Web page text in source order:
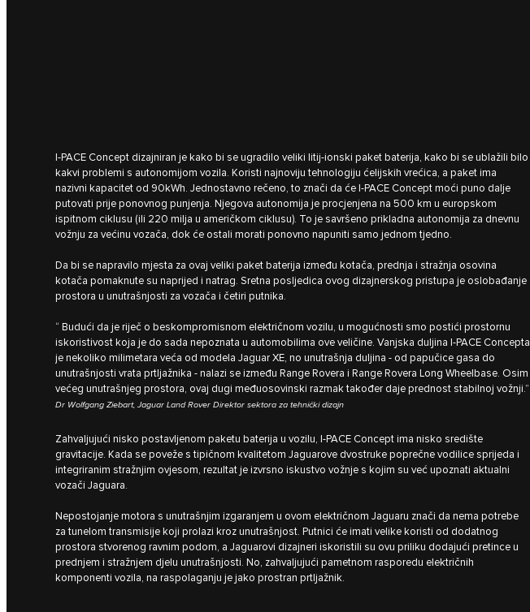
I‑PACE Concept dizajniran je kako bi se ugradilo veliki litij-ionski paket baterija, kako bi se ublažili bilo
kakvi problemi s autonomijom vozila. Koristi najnoviju tehnologiju ćelijskih vrećica, a paket ima
nazivni kapacitet od 90kWh. Jednostavno rečeno, to znači da će I‑PACE Concept moći puno dalje
putovati prije ponovnog punjenja. Njegova autonomija je procjenjena na 500 km u europskom
ispitnom ciklusu (ili 220 milja u američkom ciklusu). To je savršeno prikladna autonomija za dnevnu
vožnju za većinu vozača, dok će ostali morati ponovno napuniti samo jednom tjedno.
Da bi se napravilo mjesta za ovaj veliki paket baterija između kotača, prednja i stražnja osovina
kotača pomaknute su naprijed i natrag. Sretna posljedica ovog dizajnerskog pristupa je oslobađanje
prostora u unutrašnjosti za vozača i četiri putnika.
“ Budući da je riječ o beskompromisnom električnom vozilu, u mogućnosti smo postići prostornu
iskoristivost koja je do sada nepoznata u automobilima ove veličine. Vanjska duljina I‑PACE Concepta
je nekoliko milimetara veća od modela Jaguar XE, no unutrašnja duljina - od papučice gasa do
unutrašnjosti vrata prtljažnika - nalazi se između Range Rovera i Range Rovera Long Wheelbase. Osim
većeg unutrašnjeg prostora, ovaj dugi međuosovinski razmak također daje prednost stabilnoj vožnji.”
Dr Wolfgang Ziebart, Jaguar Land Rover Direktor sektora za tehnički dizajn
Zahvaljujući nisko postavljenom paketu baterija u vozilu, I‑PACE Concept ima nisko središte
gravitacije. Kada se poveže s tipičnom kvalitetom Jaguarove dvostruke poprečne vodilice sprijeda i
integriranim stražnjim ovjesom, rezultat je izvrsno iskustvo vožnje s kojim su već upoznati aktualni
vozači Jaguara.
Nepostojanje motora s unutrašnjim izgaranjem u ovom električnom Jaguaru znači da nema potrebe
za tunelom transmisije koji prolazi kroz unutrašnjost. Putnici će imati velike koristi od dodatnog
prostora stvorenog ravnim podom, a Jaguarovi dizajneri iskoristili su ovu priliku dodajući pretince u
prednjem i stražnjem djelu unutrašnjosti. No, zahvaljujući pametnom rasporedu električnih
komponenti vozila, na raspolaganju je jako prostran prtljažnik.